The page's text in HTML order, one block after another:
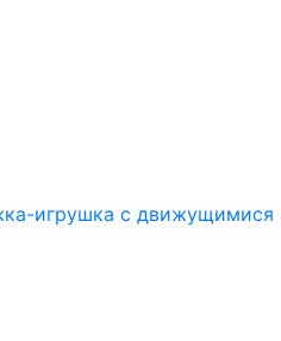
игрушка с движущимися